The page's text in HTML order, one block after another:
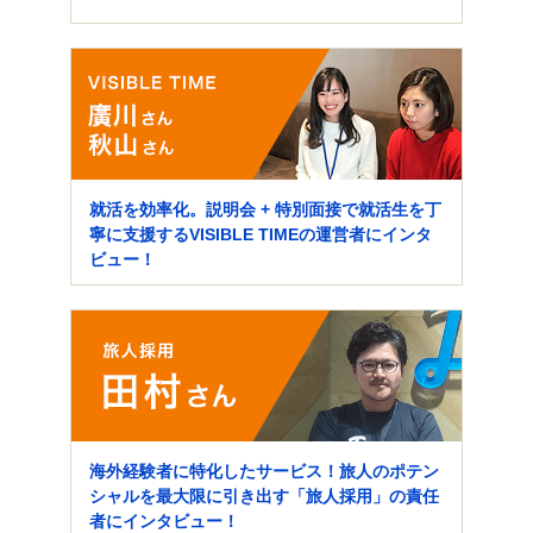
就活を効率化。説明会 + 特別面接で就活生を丁
寧に支援するVISIBLE TIMEの運営者にインタ
ビュー！
海外経験者に特化したサービス！旅人のポテン
シャルを最大限に引き出す「旅人採用」の責任
者にインタビュー！